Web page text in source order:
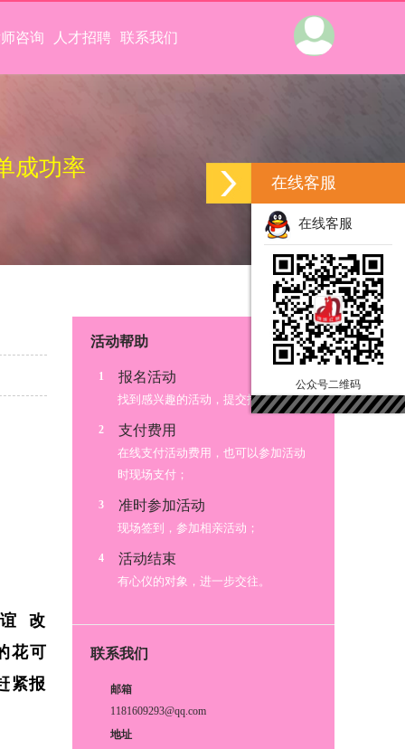
在线客服
在线客服
公众号二维码
咨询 人才招聘 联系我们
成功率
改
花可
紧报
活动帮助
1 报名活动
找到感兴趣的活动，提交报名信息；
2 支付费用
在线支付活动费用，也可以参加活动
时现场支付；
3 准时参加活动
现场签到，参加相亲活动；
4 活动结束
有心仪的对象，进一步交往。
联系我们
邮箱
1181609293@qq.com
地址